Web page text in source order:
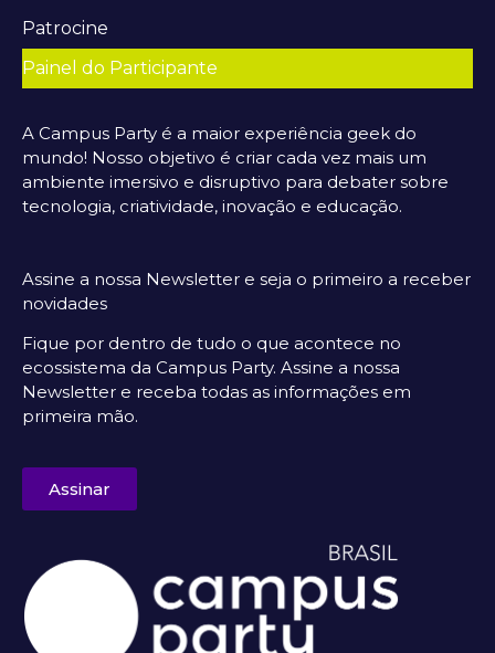
Patrocine
Painel do Participante
A Campus Party é a maior experiência geek do
mundo! Nosso objetivo é criar cada vez mais um
ambiente imersivo e disruptivo para debater sobre
tecnologia, criatividade, inovação e educação.
Assine a nossa Newsletter e seja o primeiro a receber
novidades
Fique por dentro de tudo o que acontece no
ecossistema da Campus Party. Assine a nossa
Newsletter e receba todas as informações em
primeira mão.
Assinar